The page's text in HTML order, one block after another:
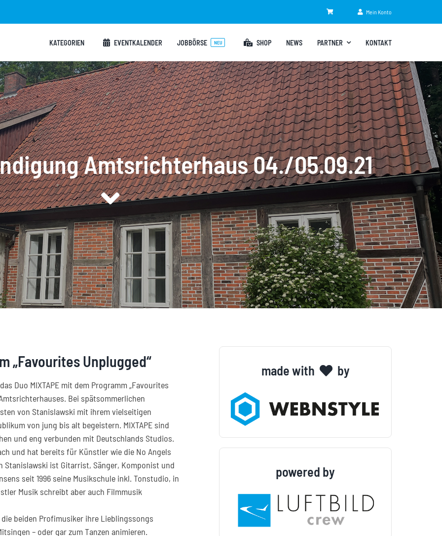
Mein Konto
KATEGORIEN EVENTKALENDER JOBBÖRSE NEU SHOP NEWS PARTNER KONTAKT
Amtsrichterhaus 04./05.09.21
„Favourites Unplugged“
Duo MIXTAPE mit dem Programm „Favourites
Bei spätsommerlichen
von Stanislawski mit ihrem vielseitigen
von jung bis alt begeistern. MIXTAPE sind
und eng verbunden mit Deutschlands Studios.
und hat bereits für Künstler wie die No Angels
Stanislawski ist Gitarrist, Sänger, Komponist und
seit 1996 seine Musikschule inkl. Tonstudio, in
Musik schreibt aber auch Filmmusik
beiden Profimusiker ihre Lieblingssongs
– oder gar zum Tanzen animieren.
made with by
powered by